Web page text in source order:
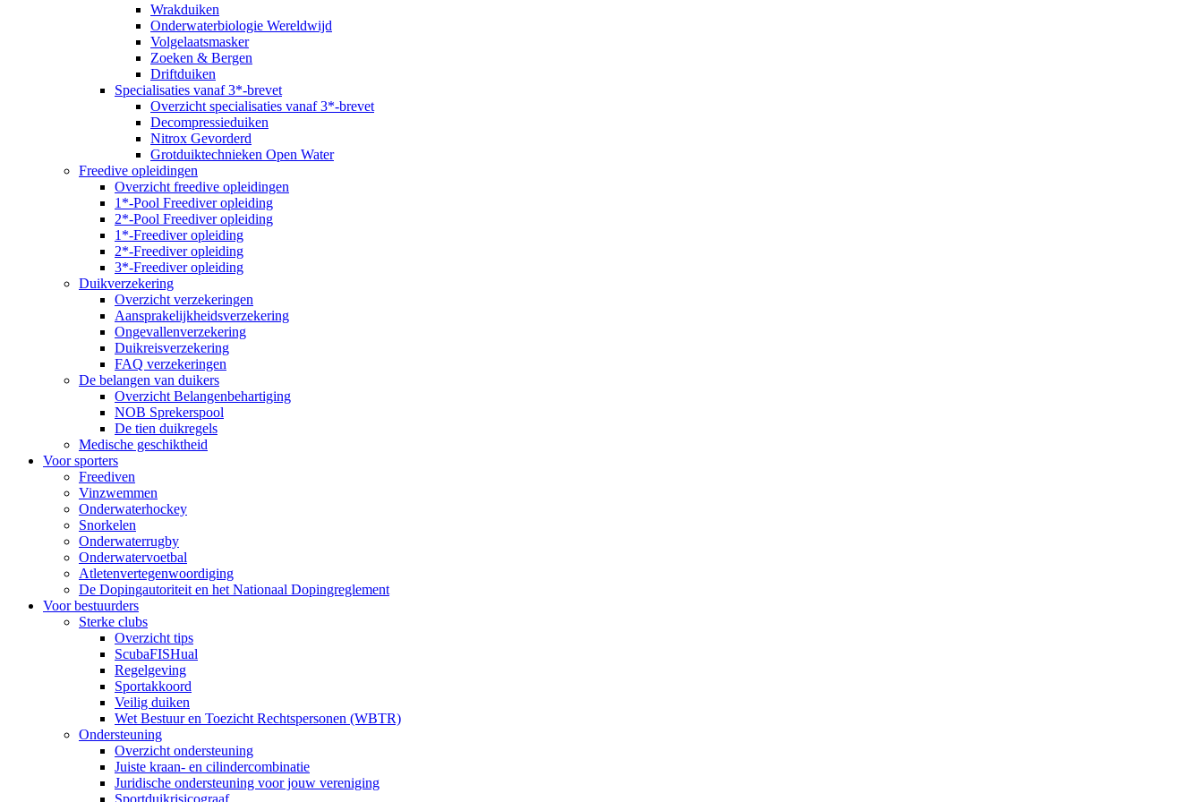
Wrakduiken
Onderwaterbiologie Wereldwijd
Volgelaatsmasker
Zoeken & Bergen
Driftduiken
Specialisaties vanaf 3*-brevet
Overzicht specialisaties vanaf 3*-brevet
Decompressieduiken
Nitrox Gevorderd
Grotduiktechnieken Open Water
Freedive opleidingen
Overzicht freedive opleidingen
1*-Pool Freediver opleiding
2*-Pool Freediver opleiding
1*-Freediver opleiding
2*-Freediver opleiding
3*-Freediver opleiding
Duikverzekering
Overzicht verzekeringen
Aansprakelijkheidsverzekering
Ongevallenverzekering
Duikreisverzekering
FAQ verzekeringen
De belangen van duikers
Overzicht Belangenbehartiging
NOB Sprekerspool
De tien duikregels
Medische geschiktheid
Voor sporters
Freediven
Vinzwemmen
Onderwaterhockey
Snorkelen
Onderwaterrugby
Onderwatervoetbal
Atletenvertegenwoordiging
De Dopingautoriteit en het Nationaal Dopingreglement
Voor bestuurders
Sterke clubs
Overzicht tips
ScubaFISHual
Regelgeving
Sportakkoord
Veilig duiken
Wet Bestuur en Toezicht Rechtspersonen (WBTR)
Ondersteuning
Overzicht ondersteuning
Juiste kraan- en cilindercombinatie
Juridische ondersteuning voor jouw vereniging
Sportduikrisicograaf